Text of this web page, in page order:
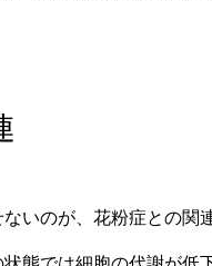
いのが、花粉症との関